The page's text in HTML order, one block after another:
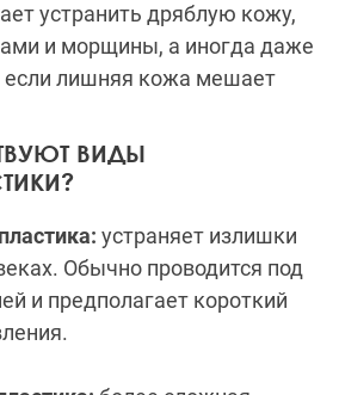
устранить дряблую кожу,
и морщины, а иногда даже
если лишняя кожа мешает
ВИДЫ
устраняет излишки
Обычно проводится под
и предполагает короткий